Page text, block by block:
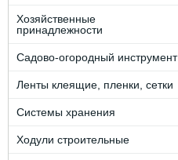
Хозяйственные
принадлежности
Садово-огородный инструмент
Ленты клеящие, пленки, сетки
Системы хранения
Ходули строительные